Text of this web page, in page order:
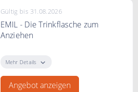
Gültig bis 31.08.2026
EMIL - Die Trinkflasche zum
Anziehen
Anziehen. Gesunde Glas-
Mehr Details
Angebot anzeigen